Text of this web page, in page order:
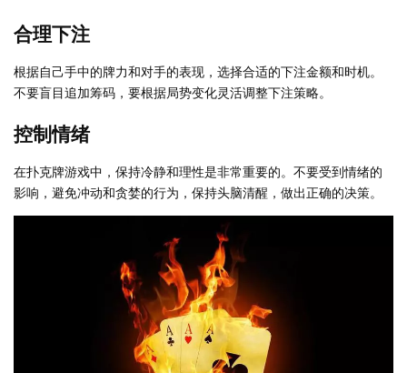
合理下注
根据自己手中的牌力和对手的表现，选择合适的下注金额和时机。
不要盲目追加筹码，要根据局势变化灵活调整下注策略。
控制情绪
在扑克牌游戏中，保持冷静和理性是非常重要的。不要受到情绪的
影响，避免冲动和贪婪的行为，保持头脑清醒，做出正确的决策。